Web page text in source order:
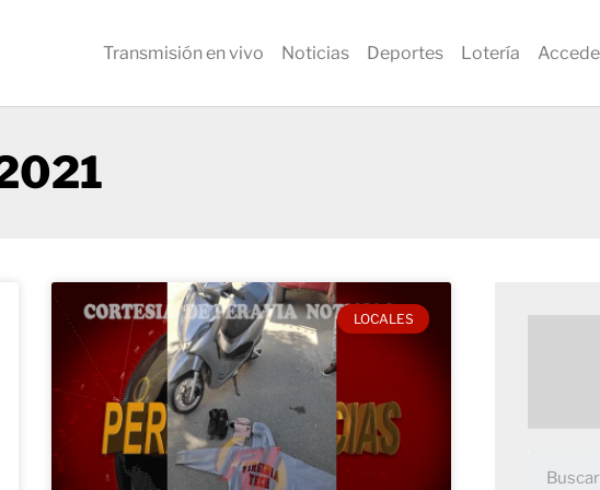
Transmisión en vivo Noticias Deportes Lotería
LOCALES